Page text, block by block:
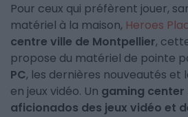
Pour ceux qui préfèrent jouer,
matériel à la maison, Heroes
centre ville de Montpellier,
propose du matériel de pointe
PC, les dernières nouveautés et
en jeux vidéo. Un gaming center
aficionados des jeux vidéo et